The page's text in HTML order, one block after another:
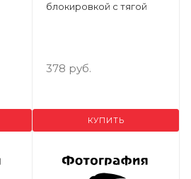
блокировкой с тягой
378 руб.
КУПИТЬ